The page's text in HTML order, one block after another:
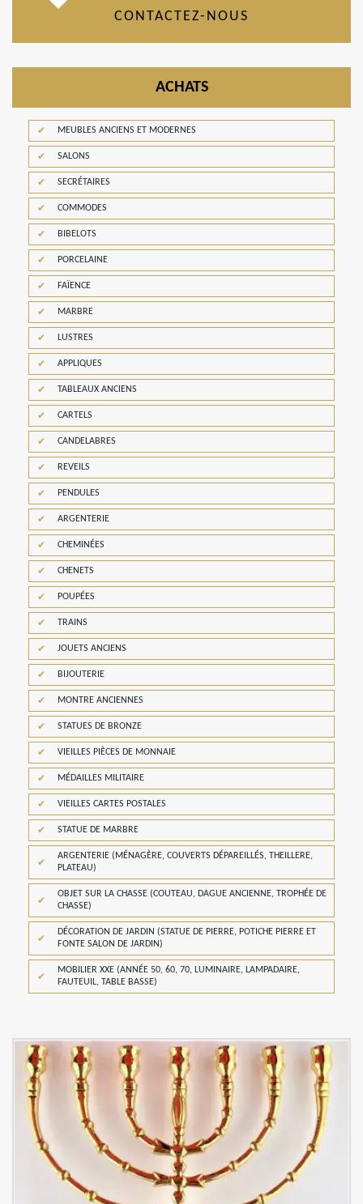
CONTACTEZ-NOUS
ACHATS
MEUBLES ANCIENS ET MODERNES
SALONS
SECRÉTAIRES
COMMODES
BIBELOTS
PORCELAINE
FAÏENCE
MARBRE
LUSTRES
APPLIQUES
TABLEAUX ANCIENS
CARTELS
CANDELABRES
REVEILS
PENDULES
ARGENTERIE
CHEMINÉES
CHENETS
POUPÉES
TRAINS
JOUETS ANCIENS
BIJOUTERIE
MONTRE ANCIENNES
STATUES DE BRONZE
VIEILLES PIÈCES DE MONNAIE
MÉDAILLES MILITAIRE
VIEILLES CARTES POSTALES
STATUE DE MARBRE
ARGENTERIE (MÉNAGÈRE, COUVERTS DÉPAREILLÉS, THEILLERE,
PLATEAU)
OBJET SUR LA CHASSE (COUTEAU, DAGUE ANCIENNE, TROPHÉE DE
CHASSE)
DÉCORATION DE JARDIN (STATUE DE PIERRE, POTICHE PIERRE ET
FONTE SALON DE JARDIN)
MOBILIER XXE (ANNÉE 50, 60, 70, LUMINAIRE, LAMPADAIRE,
FAUTEUIL, TABLE BASSE)